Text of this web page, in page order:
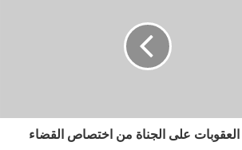
العقوبات على الجناة من اختصاص القضاء